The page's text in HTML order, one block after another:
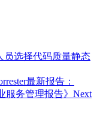
员选择代码质量静态
最新报告：
服务管理报告》 Next